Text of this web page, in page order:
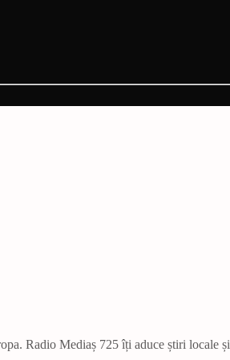
Radio Mediaș 725 îți aduce știri locale